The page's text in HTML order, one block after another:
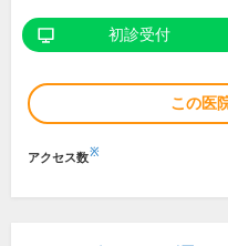
初診受付
この医
アクセス数※